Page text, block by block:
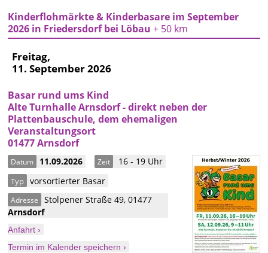
Kinderflohmärkte & Kinderbasare im September
2026 in Friedersdorf bei Löbau+ 50 km
Freitag,
11. September 2026
Basar rund ums Kind
Alte Turnhalle Arnsdorf - direkt neben der
Plattenbauschule, dem ehemaligen
Veranstaltungsort
01477 Arnsdorf
Datum 11.09.2026 Zeit 16 - 19 Uhr
Typ vorsortierter Basar
Adresse Stolpener Straße 49,01477
Arnsdorf
Anfahrt ›
Termin im Kalender speichern ›